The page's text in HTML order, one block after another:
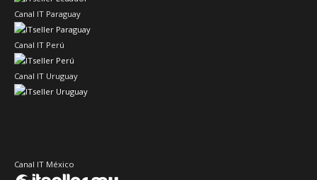
Canal IT Paraguay
Canal IT Perú
Canal IT Uruguay
Canal IT México